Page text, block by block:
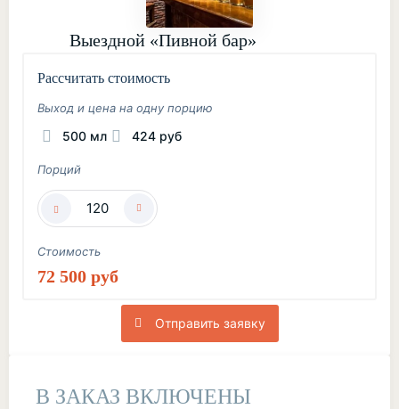
Выездной «Пивной бар»
Рассчитать стоимость
Выход и цена на одну порцию
500 мл 424 руб
Порций
Стоимость
72 500 руб
Отправить заявку
В ЗАКАЗ ВКЛЮЧЕНЫ